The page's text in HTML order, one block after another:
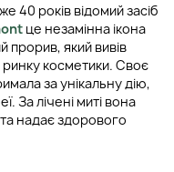
40 років відомий засіб
це незамінна ікона
прорив, який вивів
косметики. Своє
за унікальну дію,
За лічені миті вона
надає здорового